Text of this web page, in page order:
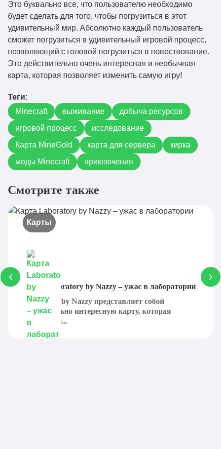
Это буквально все, что пользователю необходимо
будет сделать для того, чтобы погрузиться в этот
удивительный мир. Абсолютно каждый пользователь
сможет погрузиться в удивительный игровой процесс,
позволяющий с головой погрузиться в повествование.
Это действительно очень интересная и необычная
карта, которая позволяет изменить самую игру!
Теги:
Minecraft
выживание
добыча ресурсов
игровой процесс
исследование
Карта MineGold
карта для сервера
кирка
моды Minecraft
приключения
Смотрите также
Карты
Карта Laboratory by Nazzy – ужас в лаборатории
Laboratory by Nazzy представляет собой
действительно интересную карту, которая
отправляет...